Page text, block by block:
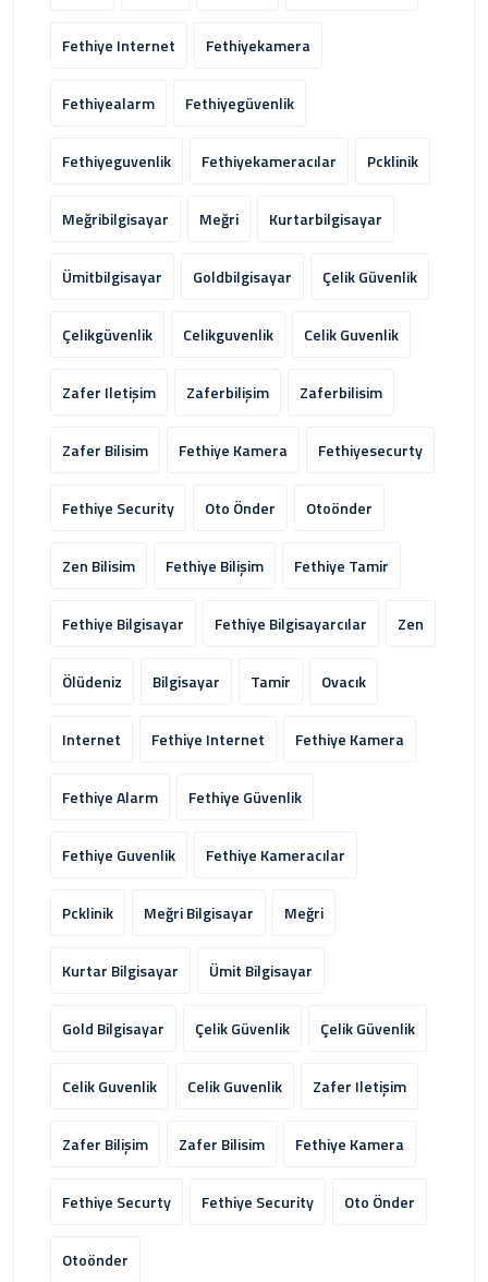
Fethiye Internet Fethiyekamera
Fethiyealarm Fethiyegüvenlik
Fethiyeguvenlik Fethiyekameracılar Pcklinik
Meğribilgisayar Meğri Kurtarbilgisayar
Ümitbilgisayar Goldbilgisayar Çelik Güvenlik
Çelikgüvenlik Celikguvenlik Celik Guvenlik
Zafer Iletişim Zaferbilişim Zaferbilisim
Zafer Bilisim Fethiye Kamera Fethiyesecurty
Fethiye Security Oto Önder Otoönder
Zen Bilisim Fethiye Bilişim Fethiye Tamir
Fethiye Bilgisayar Fethiye Bilgisayarcılar Zen
Ölüdeniz Bilgisayar Tamir Ovacık
Internet Fethiye Internet Fethiye Kamera
Fethiye Alarm Fethiye Güvenlik
Fethiye Guvenlik Fethiye Kameracılar
Pcklinik Meğri Bilgisayar Meğri
Kurtar Bilgisayar Ümit Bilgisayar
Gold Bilgisayar Çelik Güvenlik Çelik Güvenlik
Celik Guvenlik Celik Guvenlik Zafer Iletişim
Zafer Bilişim Zafer Bilisim Fethiye Kamera
Fethiye Securty Fethiye Security Oto Önder
Otoönder